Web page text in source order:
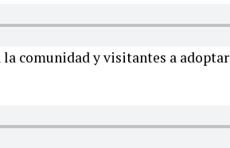
comunidad y visitantes a